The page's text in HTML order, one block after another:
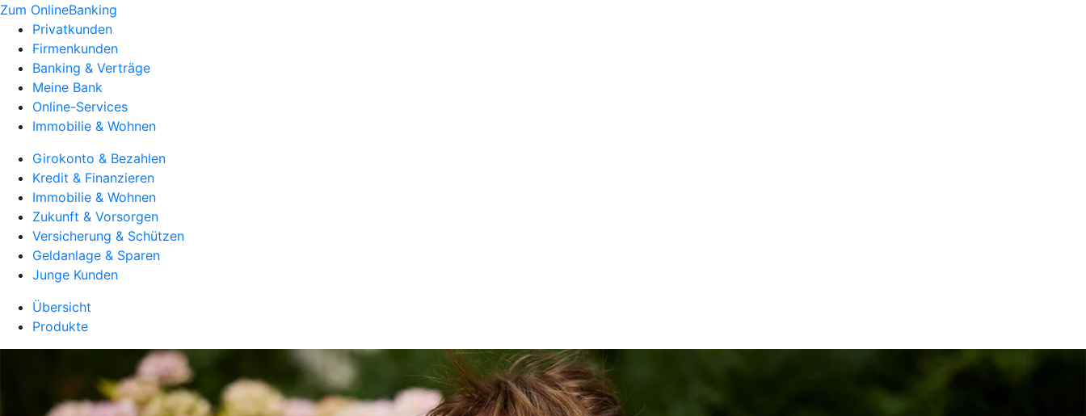
Zum OnlineBanking
Privatkunden
Firmenkunden
Banking & Verträge
Meine Bank
Online-Services
Immobilie & Wohnen
Girokonto & Bezahlen
Kredit & Finanzieren
Immobilie & Wohnen
Zukunft & Vorsorgen
Versicherung & Schützen
Geldanlage & Sparen
Junge Kunden
Übersicht
Produkte